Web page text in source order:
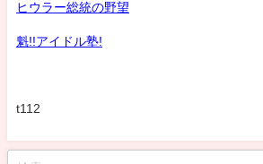
ヒウラー総統の野望
魁!!アイドル塾!
t112